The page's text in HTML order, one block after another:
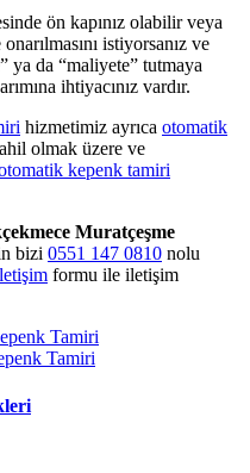
ön kapınız olabilir veya
istiyorsanız ve
ya da “maliyete” tutmaya
ihtiyacınız vardır.
hizmetimiz ayrıca otomatik
olmak üzere ve
kepenk tamiri
Muratçeşme
bizi 0551 147 0810 nolu
formu ile iletişim
Tamiri
Tamiri